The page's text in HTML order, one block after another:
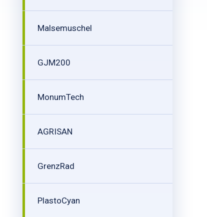
Malsemuschel
GJM200
MonumTech
AGRISAN
GrenzRad
PlastoCyan